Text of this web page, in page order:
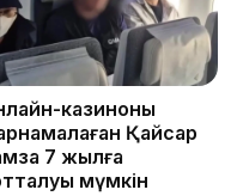
казиноны
Қайсар
7 жылға
мүмкін